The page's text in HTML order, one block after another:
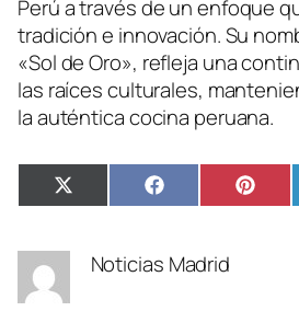
Perú a través de un enfoque
tradición e innovación. Su
«Sol de Oro», refleja una
las raíces culturales,
la auténtica cocina peruana.
Compartir
en
X
(Twitter)
Compartir
en
Facebook
en
Noticias Madrid